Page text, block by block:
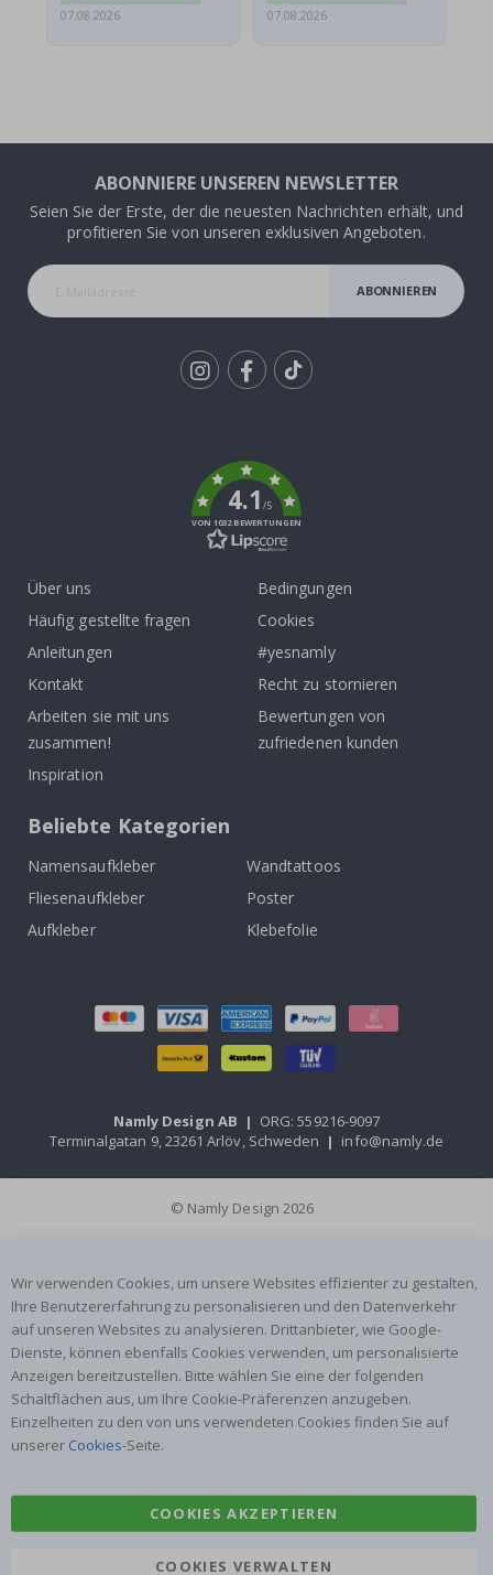
07.08.2026
07.08.2026
ABONNIERE UNSEREN NEWSLETTER
Seien Sie der Erste, der die neuesten Nachrichten erhält, und
profitieren Sie von unseren exklusiven Angeboten.
ABONNIEREN
4.1/5
VON 1032 BEWERTUNGEN
Über uns
Häufig gestellte fragen
Anleitungen
Kontakt
Arbeiten sie mit uns
zusammen!
Inspiration
Bedingungen
Cookies
#yesnamly
Recht zu stornieren
Bewertungen von
zufriedenen kunden
Beliebte Kategorien
Namensaufkleber
Wandtattoos
Fliesenaufkleber
Poster
Aufkleber
Klebefolie
Namly Design AB | ORG: 559216-9097
Terminalgatan 9, 23261 Arlöv, Schweden | info@namly.de
© Namly Design 2026
Wir verwenden Cookies, um unsere Websites effizienter zu gestalten,
Ihre Benutzererfahrung zu personalisieren und den Datenverkehr
auf unseren Websites zu analysieren. Drittanbieter, wie Google-
Dienste, können ebenfalls Cookies verwenden, um personalisierte
Anzeigen bereitzustellen. Bitte wählen Sie eine der folgenden
Schaltflächen aus, um Ihre Cookie-Präferenzen anzugeben.
Einzelheiten zu den von uns verwendeten Cookies finden Sie auf
unserer Cookies-Seite.
COOKIES AKZEPTIEREN
COOKIES VERWALTEN